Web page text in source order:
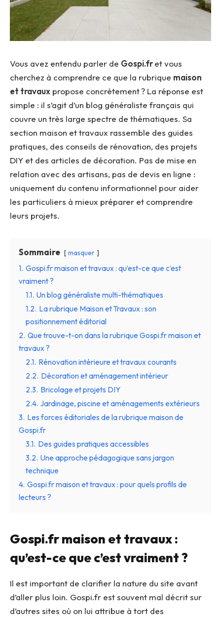
Vous avez entendu parler de Gospi.fret vous
cherchez à comprendre ce que la rubrique maison
et travaux propose concrètement ? La réponse est
simple : il s’agit d’un blog généraliste français qui
couvre un très large spectre de thématiques. Sa
section maison et travaux rassemble des guides
pratiques, des conseils de rénovation, des projets
DIY et des articles de décoration. Pas de mise en
relation avec des artisans, pas de devis en ligne :
uniquement du contenu informationnel pour aider
les particuliers à mieux préparer et comprendre
leurs projets.
Sommaire masquer
1. Gospi.fr maison et travaux : qu’est-ce que c’est
vraiment ?
1.1. Un blog généraliste multi-thématiques
1.2. La rubrique Maison et Travaux : son
positionnement éditorial
2. Que trouve-t-on dans la rubrique Gospi.fr maison et
travaux ?
2.1. Rénovation intérieure et travaux courants
2.2. Décoration et aménagement intérieur
2.3. Bricolage et projets DIY
2.4. Jardinage, piscine et aménagements extérieurs
3. Les forces éditoriales de la rubrique maison de
Gospi.fr
3.1. Des guides pratiques accessibles
3.2. Une approche pédagogique sans jargon
technique
4. Gospi.fr maison et travaux : pour quels profils de
lecteurs ?
Gospi.fr maison et travaux :
qu’est-ce que c’est vraiment ?
Il est important de clarifier la nature du site avant
d’aller plus loin. Gospi.fr est souvent mal décrit sur
d’autres sites où on lui attribue à tort des